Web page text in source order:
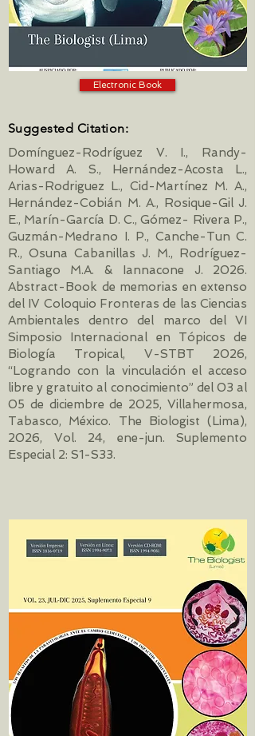
Electronic Book
Suggested Citation:
Domínguez-Rodríguez V. I., Randy-
Howard A. S., Hernández-Acosta L.,
Arias-Rodriguez L., Cid-Martínez M. A.,
Hernández-Cobián M. A., Rosique-Gil J.
E., Marín-García D. C., Gómez- Rivera P.,
Guzmán-Medrano I. P., Canche-Tun C.
R., Osuna Cabanillas J. M., Rodríguez-
Santiago M.A. & Iannacone J. 2026.
Abstract-Book de memorias en extenso
del IV Coloquio Fronteras de las Ciencias
Ambientales dentro del marco del VI
Simposio Internacional en Tópicos de
Biología Tropical, V-STBT 2026,
“Logrando con la vinculación el acceso
libre y gratuito al conocimiento” del 03 al
05 de diciembre de 2025, Villahermosa,
Tabasco, México. The Biologist (Lima),
2026, Vol. 24, ene-jun. Suplemento
Especial 2: S1-S33.